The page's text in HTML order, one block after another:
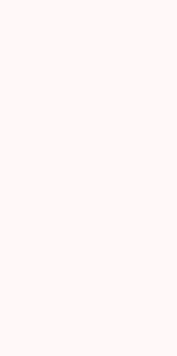
я --
я был
ноты не у
поёт кто-
любовь! Я